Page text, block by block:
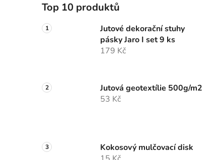
Top 10 produktů
Jutové dekorační stuhy
pásky Jaro I set 9 ks
179 Kč
Jutová geotextílie 500g/m2
53 Kč
Kokosový mulčovací disk